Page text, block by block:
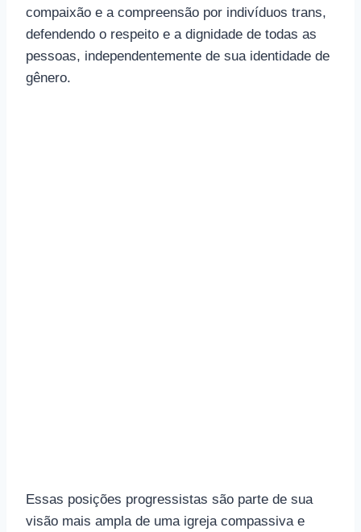
compaixão e a compreensão por indivíduos trans,
defendendo o respeito e a dignidade de todas as
pessoas, independentemente de sua identidade de
gênero.
Essas posições progressistas são parte de sua
visão mais ampla de uma igreja compassiva e